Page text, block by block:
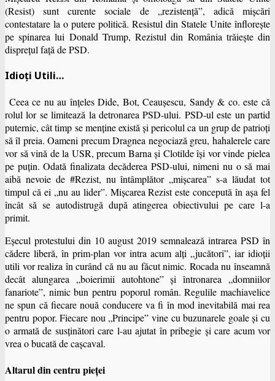
(Resist) sunt curente sociale de „rezistenţă”, adică mişcări
contestatare la o putere politică. Resistul din Statele Unite înfloreşte
pe spinarea lui Donald Trump, Rezistul din România trăieşte din
dispreţul faţă de PSD.
Idioți Utili…
Ceea ce nu au înţeles Dide, Bot, Ceauşescu, Sandy & co. este că
rolul lor se limitează la detronarea PSD-ului. PSD-ul este un partid
puternic, cât timp se menţine există şi pericolul ca un grup de patrioţi
să îl preia. Oameni precum Dragnea negociază greu, hahalerele care
vor să vină de la USR, precum Barna şi Clotilde îşi vor vinde pielea
pe puţin. Odată finalizata decăderea PSD-ului, nimeni nu o să mai
aibă nevoie de #Rezist, nu întâmplător „mişcarea” s-a lăudat tot
timpul că ei „nu au lider”. Mişcarea Rezist este concepută în aşa fel
încât să se autodistrugă după atingerea obiectivului pe care l-a
primit.
Eşecul protestului din 10 august 2019 semnalează intrarea PSD în
cădere liberă, în prim-plan vor intra acum alţi „jucători”, iar idioţii
utili vor realiza în curând că nu au făcut nimic. Rocada nu înseamnă
decât alungarea „boierimii autohtone” şi întronarea „domniilor
fanariote”, nimic bun pentru poporul român. Regulile machiavelice
ne spun că fiecare nouă conducere va fi în mod inevitabilă mai rea
pentru popor. Fiecare nou „Principe” vine cu buzunarele goale şi cu
o armată de susţinători care l-au ajutat în pribegie şi care acum vor
vrea o bucată de caşcaval.
Altarul din centru pieţei